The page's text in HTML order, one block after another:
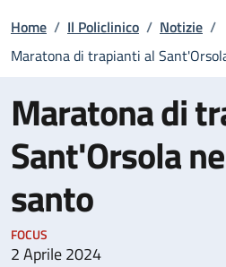
Briciole di pane
Home / Il Policlinico / Notizie /
Maratona di trapianti al
Maratona di
Sant'Orsola
santo
FOCUS
2 Aprile 2024